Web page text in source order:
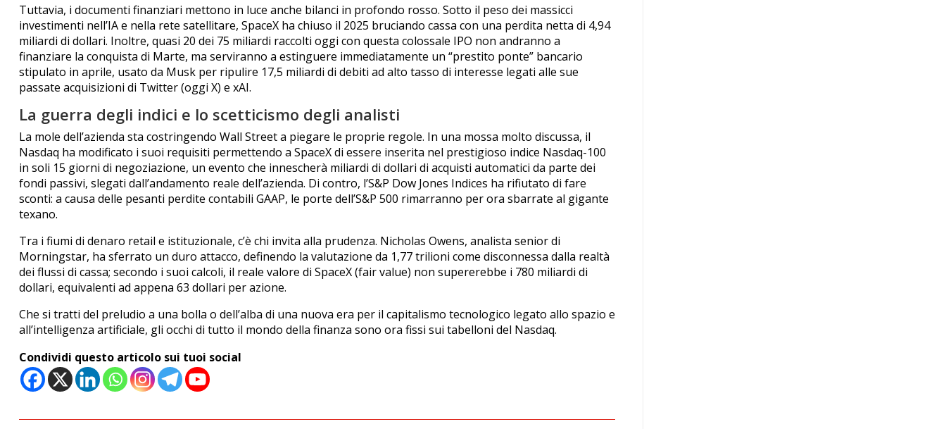
Tuttavia, i documenti finanziari mettono in luce anche bilanci in profondo rosso. Sotto il peso dei massicci
investimenti nell’IA e nella rete satellitare, SpaceX ha chiuso il 2025 bruciando cassa con una perdita netta di 4,94
miliardi di dollari. Inoltre, quasi 20 dei 75 miliardi raccolti oggi con questa colossale IPO non andranno a
finanziare la conquista di Marte, ma serviranno a estinguere immediatamente un “prestito ponte” bancario
stipulato in aprile, usato da Musk per ripulire 17,5 miliardi di debiti ad alto tasso di interesse legati alle sue
passate acquisizioni di Twitter (oggi X) e xAI.
La guerra degli indici e lo scetticismo degli analisti
La mole dell’azienda sta costringendo Wall Street a piegare le proprie regole. In una mossa molto discussa, il
Nasdaq ha modificato i suoi requisiti permettendo a SpaceX di essere inserita nel prestigioso indice Nasdaq-100
in soli 15 giorni di negoziazione, un evento che innescherà miliardi di dollari di acquisti automatici da parte dei
fondi passivi, slegati dall’andamento reale dell’azienda. Di contro, l’S&P Dow Jones Indices ha rifiutato di fare
sconti: a causa delle pesanti perdite contabili GAAP, le porte dell’S&P 500 rimarranno per ora sbarrate al gigante
texano.
Tra i fiumi di denaro retail e istituzionale, c’è chi invita alla prudenza. Nicholas Owens, analista senior di
Morningstar, ha sferrato un duro attacco, definendo la valutazione da 1,77 trilioni come disconnessa dalla realtà
dei flussi di cassa; secondo i suoi calcoli, il reale valore di SpaceX (fair value) non supererebbe i 780 miliardi di
dollari, equivalenti ad appena 63 dollari per azione.
Che si tratti del preludio a una bolla o dell’alba di una nuova era per il capitalismo tecnologico legato allo spazio e
all’intelligenza artificiale, gli occhi di tutto il mondo della finanza sono ora fissi sui tabelloni del Nasdaq.
Condividi questo articolo sui tuoi social